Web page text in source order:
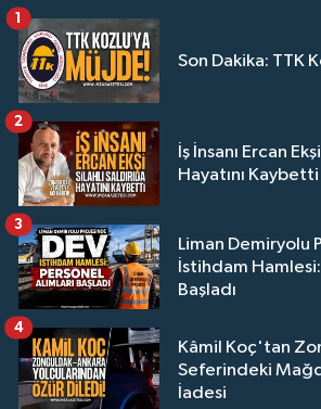
Son Dakika: TTK
1
İş İnsanı Ercan
Hayatını Kaybetti
2
Liman Demiryolu
İstihdam
Başladı
3
Kâmil Koç'tan
Seferindeki
İadesi
4